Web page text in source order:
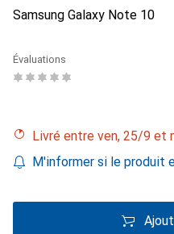
Samsung Galaxy Note 10
Évaluations
Livré entre ven, 25/9 et
M'informer si le produit